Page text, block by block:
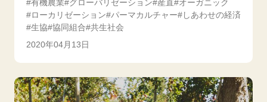
有機農業 グローバリゼーション 産直
オーガニック
ローカリゼーション
パーマカルチャー
しあわせの経済
生協 協同組合 共生社会
2020年04月13日